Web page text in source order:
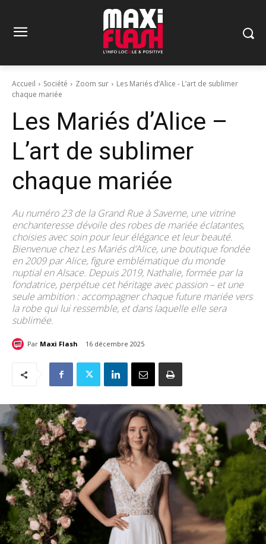
Accueil Société Zoom sur
Les Mariés d’Alice - L’art de sublimer
chaque mariée
Les Mariés d’Alice –
L’art de sublimer
chaque mariée
Au numéro 23 de la Grand Rue à Saverne, une vitrine
enchanteresse dévoile des robes de mariée éclatantes,
choisies avec soin pour leur élégance et leur beauté.
Bienvenue chez Les Mariés d’Alice, une boutique fondée
en 2009 par Alice, figure emblématique du monde
nuptial en Alsace. Depuis 2019, Nathalie, formée par la
fondatrice, perpétue cet héritage avec passion – et une
seule ambition : accompagner chaque future mariée vers
la robe qui lui ressemble, et dans laquelle elle sera
sublimée.
Par Maxi Flash 16 décembre 2025